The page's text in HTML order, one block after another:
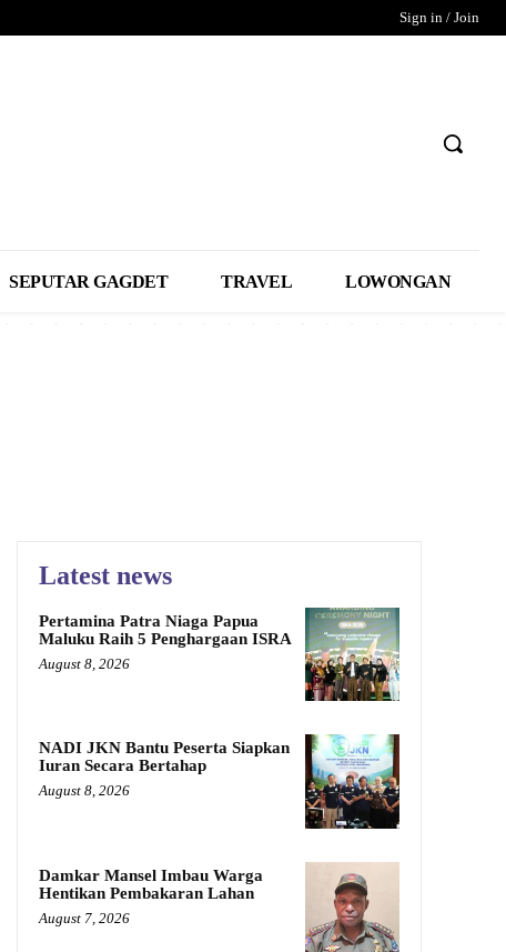
Sign in / Join
SEPUTAR GAGDET TRAVEL LOWONGAN
Latest news
Pertamina Patra Niaga Papua
Maluku Raih 5 Penghargaan ISRA
August 8, 2026
NADI JKN Bantu Peserta Siapkan
Iuran Secara Bertahap
August 8, 2026
Damkar Mansel Imbau Warga
Hentikan Pembakaran Lahan
August 7, 2026